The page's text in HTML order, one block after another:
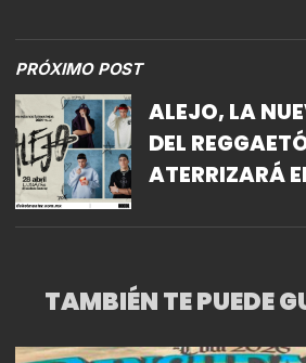
PRÓXIMO POST
ALEJO, LA
DEL
ATERRIZARÁ
TAMBIÉN TE PUEDE